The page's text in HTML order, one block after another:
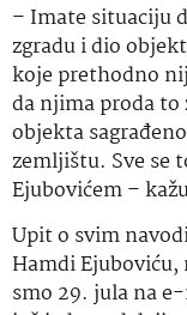
– Imate situaciju
zgradu i dio
koje prethodno
da njima proda
objekta
zemljištu. Sve se
Ejubovićem –
Upit o svim
Hamdi
smo 29. jula na